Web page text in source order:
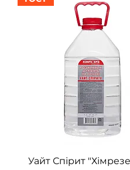
Уайт Спірит